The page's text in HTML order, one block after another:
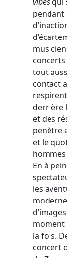
pendant
concerts
tout
contact
derrière
et des
penètre
et le
En à
les
moment
la fois.
concert